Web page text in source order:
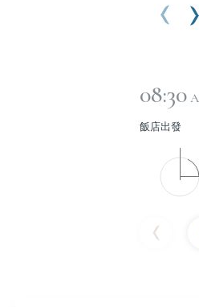
08:30
飯店出發